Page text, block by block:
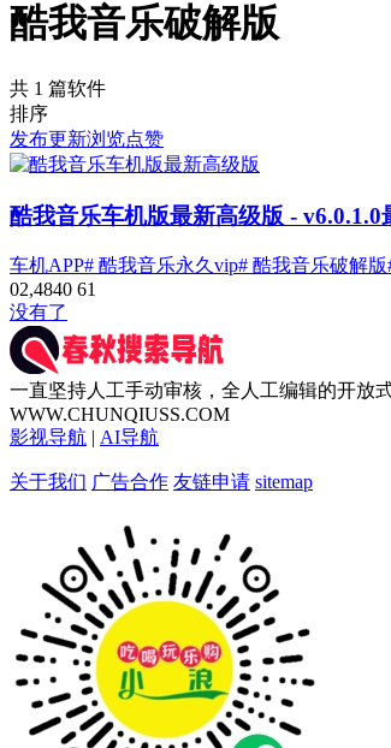
酷我音乐破解版
共 1 篇软件
排序
发布更新浏览点赞
酷我音乐车机版最新高级版 - v6.0.1.0
车机APP# 酷我音乐永久vip# 酷我音乐破解版
02,4840 61
没有了
一直坚持人工手动审核，全人工编辑的开放
WWW.CHUNQIUSS.COM
影视导航 | AI导航
关于我们 广告合作 友链申请 sitemap